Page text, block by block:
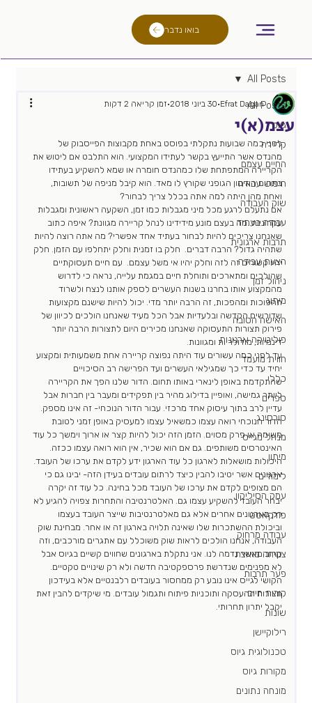
בואו נדבר
All Posts
גיוס
קריירה
החיים עצמם
חיפוש עבודה
שוק העבודה
עבודה בעתיד
תרבות ארגונית
הצעת עבודה
ניהול זמן
מיתוג
האישה הטובה
פוליטיקה ארגונית
חווית מועמד
כללי
ספרים
סורסינג
מנהל מגייס
מיתון
לימודים
עמק הסיליקון
פודקאסט
עבודה מרחוק
צמיחה מואצת
פער תרבות
קורות חיים
שונות
רילוקיישן
טכנולוגית גיוס
מקורות גיוס
מונחה נתונים
All Posts
עצמ(א)י
Efrat Dagan 30 ביוני 2018 זמן קריאה 2 דקות
לפני כמה שבועות נתקלתי בפוסט באחת מקבוצות הפייסבוק של
מהנדס אשר התייעץ בקשר לעתידו המקצועי. הוא התלבט אם ליטוש את
הקריירה המתפתחת שלו כמהנדס חומרה או שמא להשקיע בעתידו
בתחום האימון הגופני שקורץ לו מאד. הוא קיבל מניפה של תשובות,
ואחת מהן היתה למה אתה בכלל צריך לבחור?
אם נתעלם לרגע מכל מיני מגבלות כמו זמן, השקעה ראשונית ומגבלות
עקרוניות..מה בעצם מונע מידידינו לנהל קריירה מגוונת? איפה כתוב
שאנחנו צריכים להיות לבחור בעתיד אחד אפשרי? מה אתה רוצה להיות
שתהיה גדול? הרבה דברים.  חלק בו זמנית וחלק יתחלפו עם הזמן. חלק
יהיו קשורים זה לזה וחלק יהיו אי משל עצמם.  עם חיים תעסוקתיים
שהולכים ומתארכים ותוחלת חיים במגמת עלייה, נראה כי לדרוש
מהמקצוע אותו בחרנו בשנות העשרים לספק אותנו לנצח ולשרוד
תהפוכות ומהפכות, זה הרבה יותר מדי. יכול להיות שישנם מקצועות
שדורשים הקדשה ובלעדיות אבל הכל מעיד שאנחנו הולכים לכיוון של
פירוק תצורות התעסוקה שאנחנו מכירים היום לתצורות הרבה יותר
דינמיות, מודולריות ומגוונות.
עד לפני כמה עשורים עוד היתה נפוצה קריירה אחת משמעותית ומקצוע
יחיד עד כדי כך שמגילאי העשרים ועד הפרישה רב הסיכויים
שהתקדמת באופן לינארי באותו תחום. הדור שלנו הפך את הקריירה
ליותר גמישה, ואופיין בדילוג מהיר בין תפקידים ומעבר בין חברות אבל
עדיין לרב בתוך עיסוק אחד מרכזי. עבור הדור הנוכחי- זה אינו מספק.
הדור הנוכחי רואה עצמו כמשאיל עצמו למעסיק באופן זמני לטובת
משימה או פרק מסוים. הזמן הזה יכול להיות קצר או ארוך וימשך כל עוד
האינטרסים משותפים. גם אם הוא שכיר, אין הוא רואה עצמו ככזה.
היכולות מושאלות לארגון כל עוד הארגון ידע לקדם את ערכו של העובד.
ארגונים אשר יטיבו להבין כיצד לרתום עובדים בעידן הזה- יבינו גם כי
הם מצופים לקדם את ערכו של העובד מכל בחינה. כל עוד זה יקרה
יבחר העובד להשקיע עצמו גם. האלטרנטיבה והתחרות צפויה להגיע לא
רק מארגונים אחרים אלא גם מאלטרנטיבות שייצר העובד בעצמו
וביכולת ההשתכרות שלו שאינה תלויה בארגון זה או אחר. מבחינת שוק
העבודה, אנחנו הולכים לראות שוק משוכלל עם אתגרים מורכבים, וזה
קרוב מאשר נדמה לנו. אני נתקלת בארגונים שחווים קשיים בגיוס אבל
לא מפנימים שנדרשת פרספקטיבה חדשה ולא רק שינויים טקטיים.
הקושי לגייס אינו נובע רק ממחסור בעובדים רלבנטיים אלא בעידכון
תצורות ההעסקה ותוכניות פיתוח ותגמול עובדים. מי שיקדים להבין זאת
יקבל יתרון תחרותי.